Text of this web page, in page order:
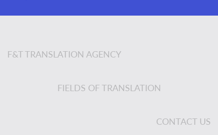
F&T TRANSLATION AGENCY
FIELDS OF TRANSLATION
CONTACT US